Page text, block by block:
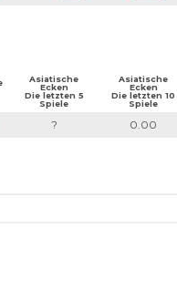
Asiatische
Ecken
Die letzten 5
Spiele
Asiatische
Ecken
Die letzten 10
Spiele
? 0.00